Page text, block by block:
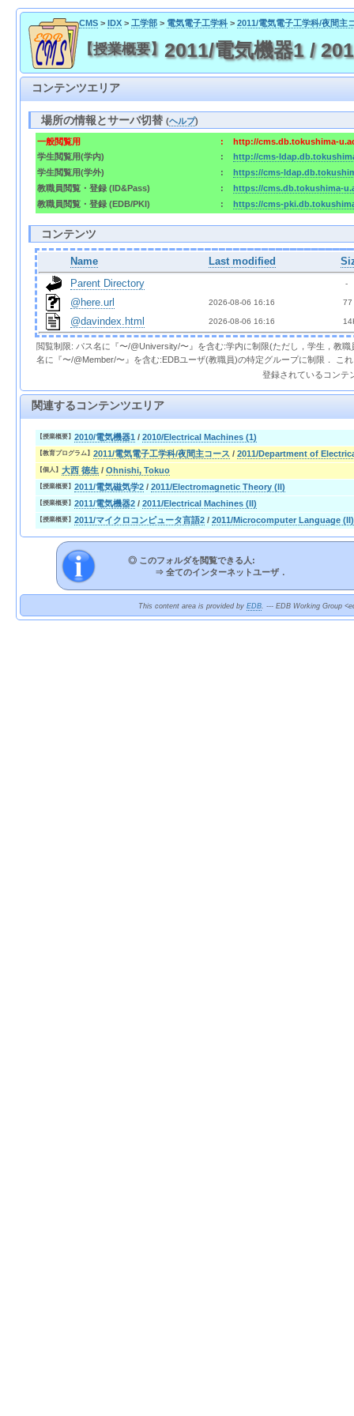
CMS> IDX> 工学部> 電気電子工学科> 2011/電気電子工学科/夜間主
【授業概要】 2011/電気機器1 /
コンテンツエリア
場所の情報とサーバ切替(ヘルプ)
一般閲覧用 :
http://cms.db.tokushima-
学生閲覧用(学内)
:
http://cms-
学生閲覧用(学外)
:
https://cms-
教職員閲覧・登録 (ID&Pass)
:
https://cms.db.tokushima-
教職員閲覧・登録 (EDB/PKI)
: https://cms-
コンテンツ
Name Last modified
Parent Directory
  -
@here.url 2026-08-06 16:16 77
@davindex.html 2026-08-06 16:16
閲覧制限: パス名に『〜/@University/〜』を含む:学内に制限(ただし，学生，教
名に『〜/@Member/〜』を含む:EDBユーザ(教職員)の特定グループに制限． こ
登録されているコンテ
関連するコンテンツエリア
【授業概要】 2010/電気機器1 / 2010/Electrical Machines (1)
【教育プログラム】 2011/電気電子工学科/夜間主コース / 2011/Department of
【個人】 大西 徳生 / Ohnishi, Tokuo
【授業概要】 2011/電気磁気学2 / 2011/Electromagnetic Theory (II)
【授業概要】 2011/電気機器2 / 2011/Electrical Machines (II)
【授業概要】 2011/マイクロコンピュータ言語2 / 2011/Microcomputer Language (II)
◎ このフォルダを閲覧できる人:
⇒ 全てのインターネットユーザ．
This content area is provided by EDB. --- EDB Working Group